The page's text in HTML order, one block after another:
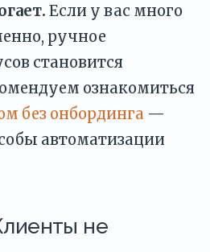
Если у вас много
ручное
становится
ознакомиться
без онбординга —
автоматизации
не